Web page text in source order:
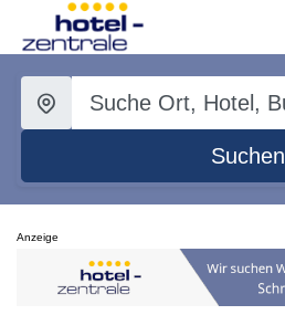
Suchen
Anzeige